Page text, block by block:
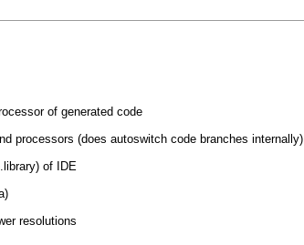
of generated code
processors (does autoswitch code branches internally)
of IDE
resolutions